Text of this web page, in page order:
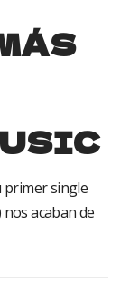
primer single
acaban de